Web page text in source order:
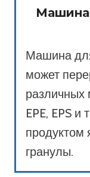
Машина
Машина
может
различных
EPE, EPS
продуктом
гранулы.